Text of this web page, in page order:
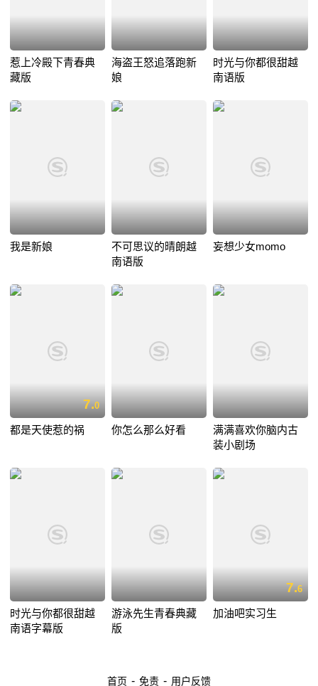
惹上冷殿下青春典
藏版
海盗王怒追落跑新
娘
时光与你都很甜越
南语版
我是新娘
不可思议的晴朗越
南语版
妄想少女momo
7.0
都是天使惹的祸 你怎么那么好看
满满喜欢你脑内古
装小剧场
时光与你都很甜越
南语字幕版
游泳先生青春典藏
版
7.6
加油吧实习生
首页 - 免责 - 用户反馈